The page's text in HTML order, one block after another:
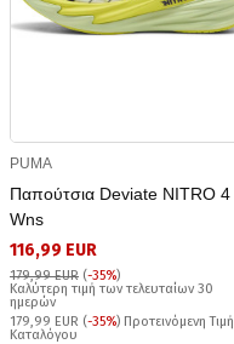
PUMA
Παπούτσια Deviate NITRO 4
Wns
116,99 EUR
179,99 EUR (-35%)
Καλύτερη τιμή των τελευταίων 30
ημερών
179,99 EUR (-35%) Προτεινόμενη Τιμή
Καταλόγου